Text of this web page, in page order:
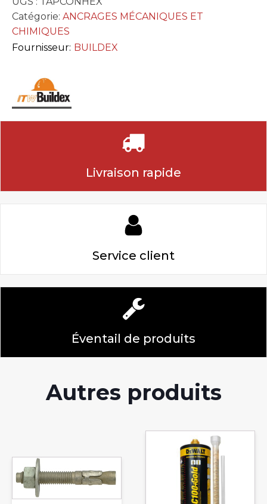
Catégorie: ANCRAGES MÉCANIQUES ET
CHIMIQUES
Fournisseur: BUILDEX
Livraison rapide
Service client
Éventail de produits
Autres produits
produit
produit
plusieurs
variations.